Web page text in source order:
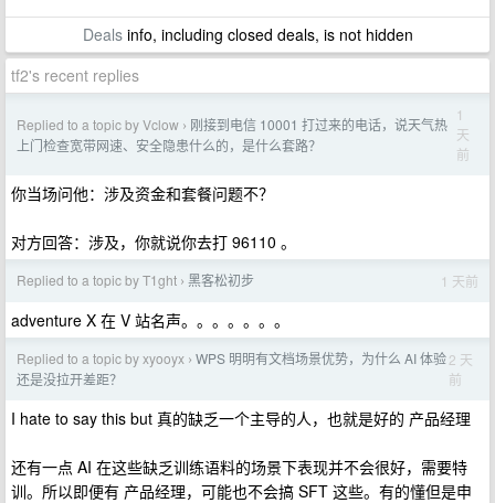
Dealsinfo, including closed deals, is not hidden
tf2's recent replies
Replied to a topic by Vclow › 刚接到电信 10001 打过来的电话，说天气热
上门检查宽带网速、安全隐患什么的，是什么套路？
1
天
前
你当场问他：涉及资金和套餐问题不？
对方回答：涉及，你就说你去打 96110 。
Replied to a topic by T1ght › 黑客松初步 1 天前
adventure X 在 V 站名声。。。。。。。
Replied to a topic by xyooyx › WPS 明明有文档场景优势，为什么 AI 体验
还是没拉开差距？
2 天
前
I hate to say this but 真的缺乏一个主导的人，也就是好的 产品经理
还有一点 AI 在这些缺乏训练语料的场景下表现并不会很好，需要特
训。所以即便有 产品经理，可能也不会搞 SFT 这些。有的懂但是申